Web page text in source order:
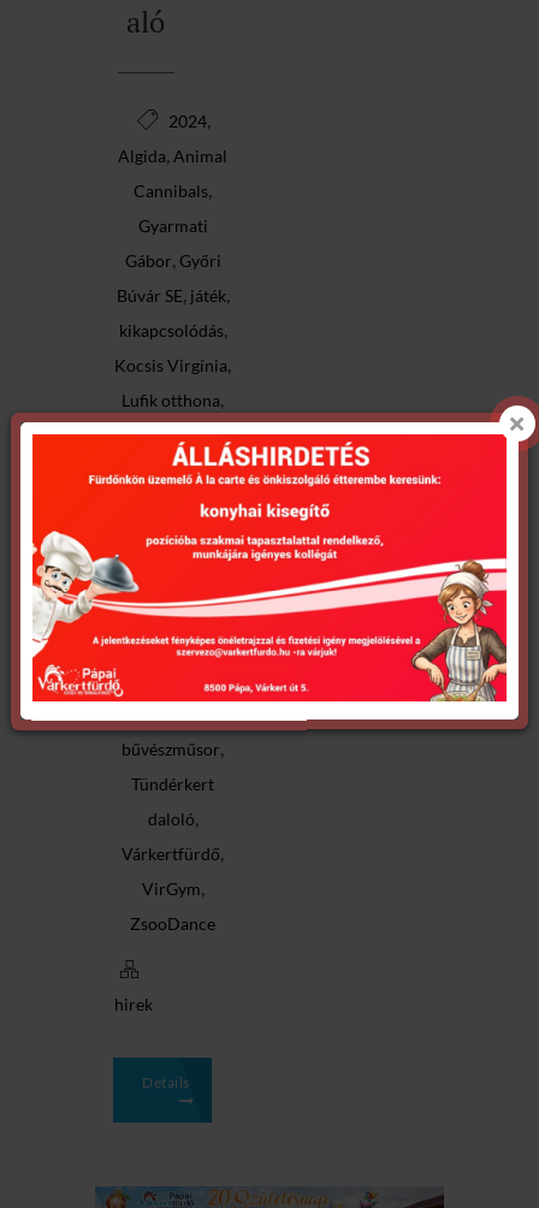
aló
2024,
Algida, Animal
Cannibals,
Gyarmati
Gábor, Győri
Búvár SE, játék,
kikapcsolódás,
Kocsis Virgínia,
Lufik otthona,
Pápa,pihenés,
Rasek Andrea,
Reicz György,
Rulett együttes,
SILI TEAM
Szépségverseny,
szórakozás,Tip-
Top trükkös
bűvészműsor,
Tündérkert
daloló,
Várkertfürdő,
VirGym,
ZsooDance
hirek
Details